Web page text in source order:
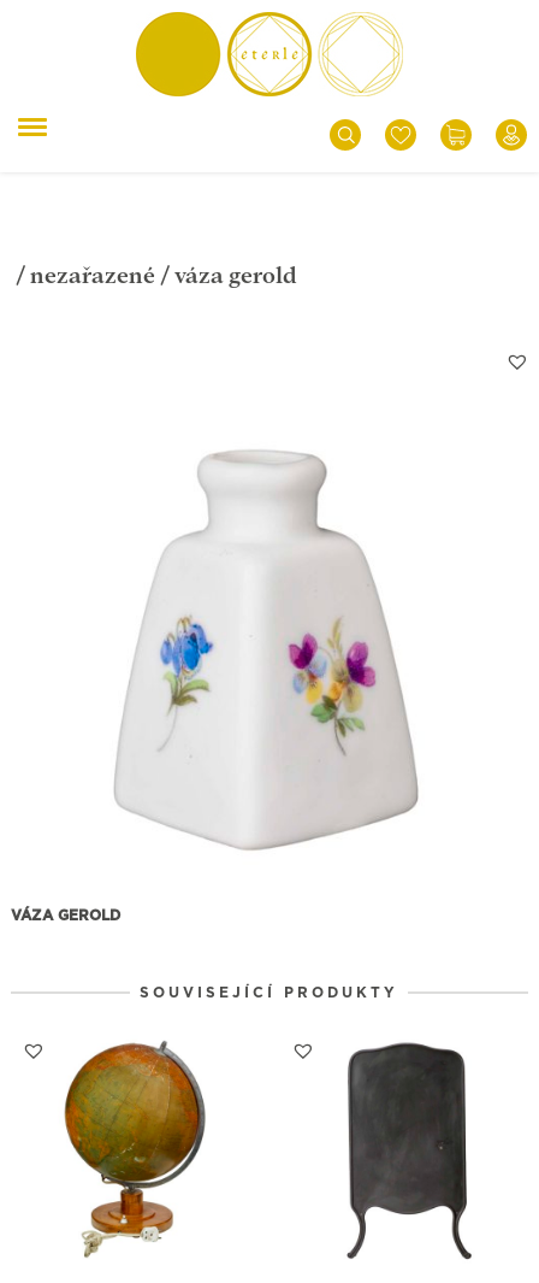
/ nezařazené / váza gerold
VÁZA GEROLD
SOUVISEJÍCÍ PRODUKTY